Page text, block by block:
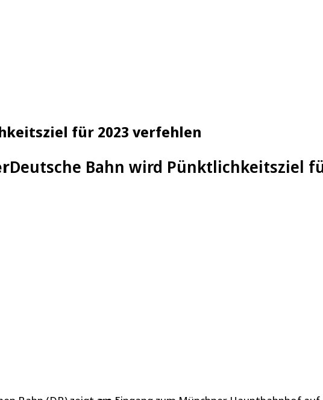
für 2023 verfehlen
Deutsche Bahn wird Pünktlichkeitsziel